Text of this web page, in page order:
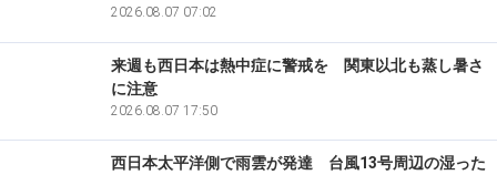
0.0 南南西
2026.08.07 07:02
来週も西日本は熱中症に警戒を 関東以北も蒸し暑さ
に注意
2026.08.07 17:50
西日本太平洋側で雨雲が発達 台風13号周辺の湿った